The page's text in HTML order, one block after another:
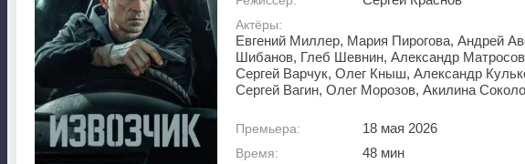
Актёры:
Евгений Миллер, Мария Пирогова, Андрей
Шибанов, Глеб Шевнин, Александр
Сергей Варчук, Олег Кныш, Александр
Сергей Вагин, Олег Морозов, Акилина
Премьера: 18 мая 2026
Время: 48 мин